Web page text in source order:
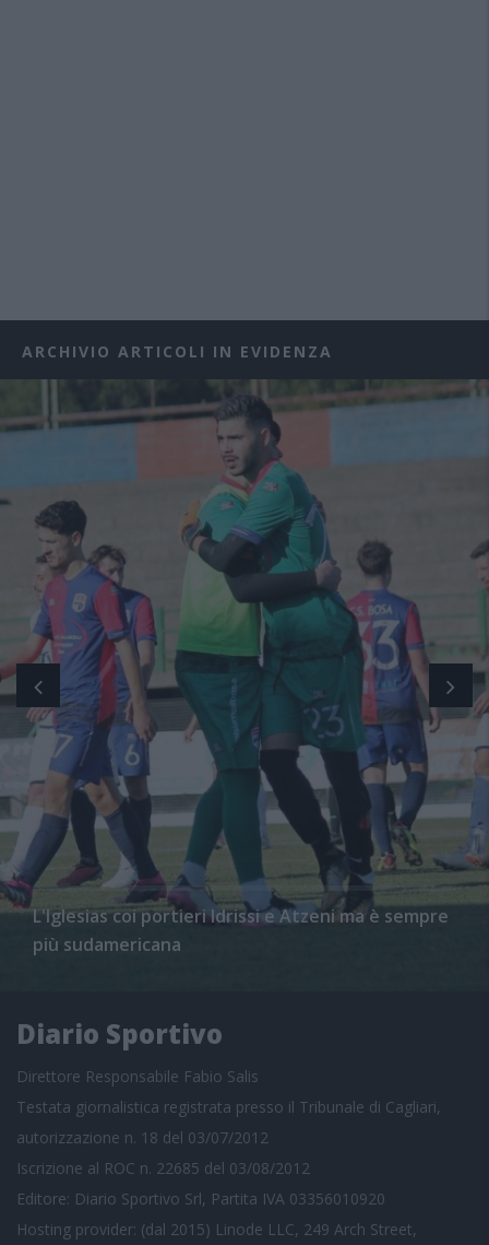
ARCHIVIO ARTICOLI IN EVIDENZA
L'Iglesias coi portieri Idrissi e Atzeni ma è sempre
più sudamericana
Diario Sportivo
Direttore Responsabile Fabio Salis
Testata giornalistica registrata presso il Tribunale di Cagliari,
autorizzazione n. 18 del 03/07/2012
Iscrizione al ROC n. 22685 del 03/08/2012
Editore: Diario Sportivo Srl, Partita IVA 03356010920
Hosting provider: (dal 2015) Linode LLC, 249 Arch Street,